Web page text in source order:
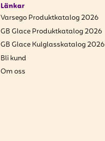
Länkar
Varsego Produktkatalog 2026
GB Glace Produktkatalog 2026
GB Glace Kulglasskatalog 2026
Bli kund
Om oss